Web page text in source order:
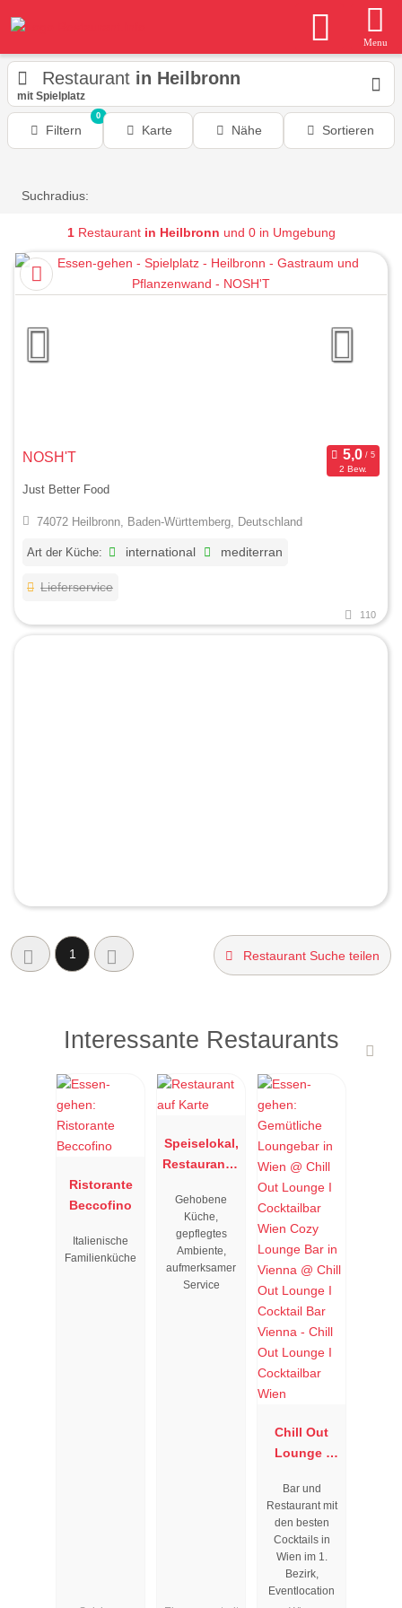
Menu
Restaurant in Heilbronn
mit Spielplatz
Filtern
0
Karte Nähe Sortieren
Suchradius:
1Restaurant in Heilbronn und 0 in Umgebung
NOSH'T
2 Bew.
Just Better Food
74072 Heilbronn, Baden-Württemberg, Deutschland
Art der Küche: international mediterran
Lieferservice
110
1 Restaurant Suche teilen
Interessante Restaurants
Ristorante
Beccofino
Italienische
Familienküche
Speiselokal,
Restaurant "
"
Gehobene
Küche,
gepflegtes
Ambiente,
aufmerksamer
Service
Chill Out
Lounge I
Wien
Bar und
Restaurant mit
den besten
Cocktails in
Wien im 1.
Bezirk,
Eventlocation